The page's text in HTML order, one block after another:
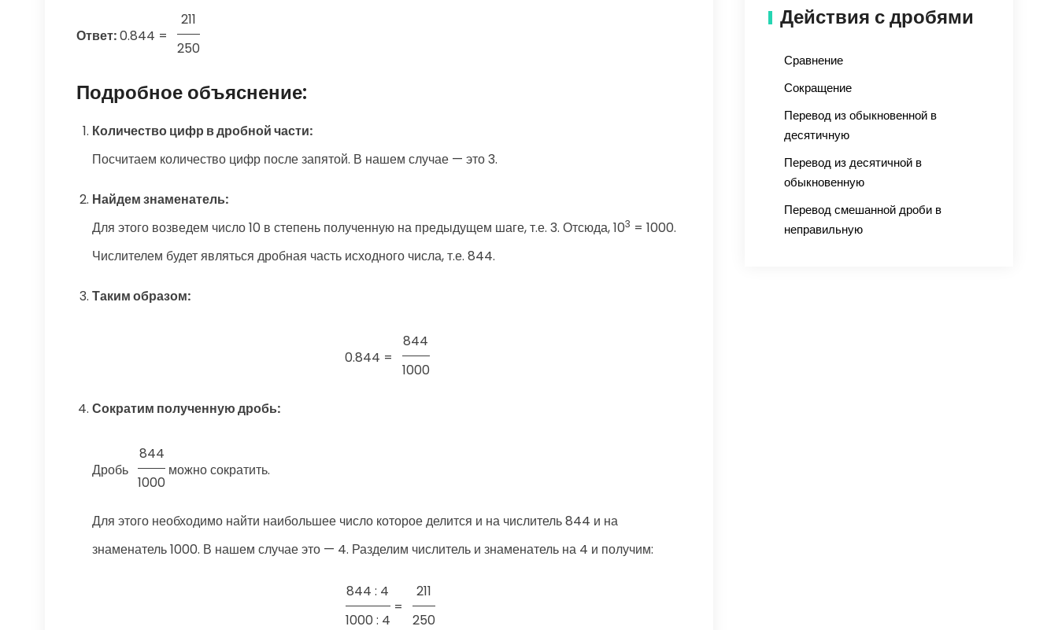
Ответ:0.844 =
211
250
Подробное объяснение:
Количество цифр в дробной части:
Посчитаем количество цифр после запятой. В нашем случае — это 3.
Найдем знаменатель:
Для этого возведем число 10 в степень полученную на предыдущем шаге, т.е. 3. Отсюда, 103 = 1000.
Числителем будет являться дробная часть исходного числа, т.е. 844.
Таким образом:
0.844 =
844
1000
Сократим полученную дробь:
Дробь
844
1000
можно сократить.
Для этого необходимо найти наибольшее число которое делится и на числитель 844 и на
знаменатель 1000. В нашем случае это — 4. Разделим числитель и знаменатель на 4 и получим:
844 : 4
1000 : 4
=
211
250
Действия с дробями
Сравнение
Сокращение
Перевод из обыкновенной в
десятичную
Перевод из десятичной в
обыкновенную
Перевод смешанной дроби в
неправильную